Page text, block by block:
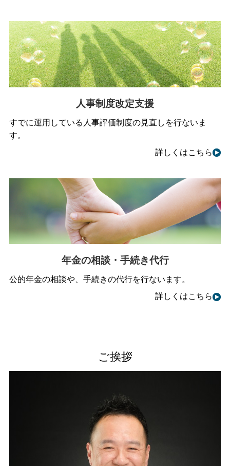
人事制度改定支援
すでに運用している人事評価制度の見直しを行ないま
す。
詳しくはこちら
年金の相談・手続き代行
公的年金の相談や、手続きの代行を行ないます。
詳しくはこちら
ご挨拶